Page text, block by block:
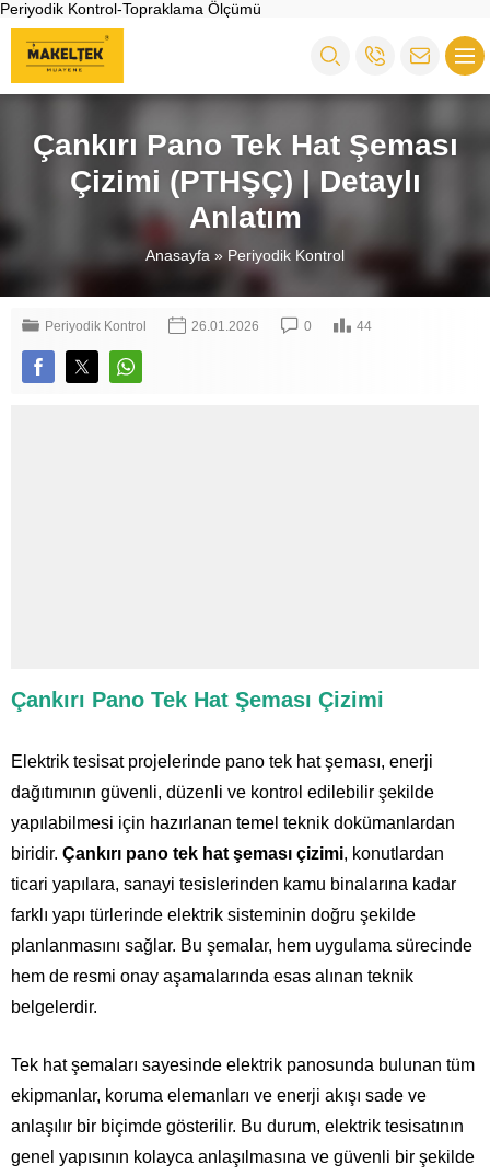
Periyodik Kontrol-Topraklama Ölçümü
Çankırı Pano Tek Hat Şeması
Çizimi (PTHŞÇ) | Detaylı
Anlatım
Anasayfa » Periyodik Kontrol
Periyodik Kontrol 26.01.2026 0 44
Çankırı Pano Tek Hat Şeması Çizimi
Elektrik tesisat projelerinde pano tek hat şeması, enerji
dağıtımının güvenli, düzenli ve kontrol edilebilir şekilde
yapılabilmesi için hazırlanan temel teknik dokümanlardan
biridir. Çankırı pano tek hat şeması çizimi, konutlardan
ticari yapılara, sanayi tesislerinden kamu binalarına kadar
farklı yapı türlerinde elektrik sisteminin doğru şekilde
planlanmasını sağlar. Bu şemalar, hem uygulama sürecinde
hem de resmi onay aşamalarında esas alınan teknik
belgelerdir.
Tek hat şemaları sayesinde elektrik panosunda bulunan tüm
ekipmanlar, koruma elemanları ve enerji akışı sade ve
anlaşılır bir biçimde gösterilir. Bu durum, elektrik tesisatının
genel yapısının kolayca anlaşılmasına ve güvenli bir şekilde